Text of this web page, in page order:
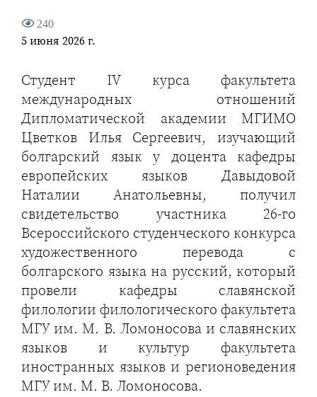
240
5 июня 2026 г.
Студент IV курса факультета
международных отношений
Дипломатической академии МГИМО
Цветков Илья Сергеевич, изучающий
болгарский язык у доцента кафедры
европейских языков Давыдовой
Наталии Анатольевны, получил
свидетельство участника 26-го
Всероссийского студенческого конкурса
художественного перевода с
болгарского языка на русский, который
провели кафедры славянской
филологии филологического факультета
МГУ им. М. В. Ломоносова и славянских
языков и культур факультета
иностранных языков и регионоведения
МГУ им. М. В. Ломоносова.